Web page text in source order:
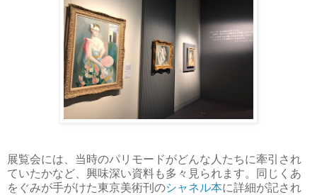
展覧会には、当時のパリモードがどんな人たちに牽引され
ていたかなど、興味深い資料も多々見られます。同じくあ
をぐみが手がけた東京美術刊のシャネル本に詳細が記され